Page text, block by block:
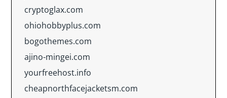
cryptoglax.com
ohiohobbyplus.com
bogothemes.com
ajino-mingei.com
yourfreehost.info
cheapnorthfacejacketsm.com